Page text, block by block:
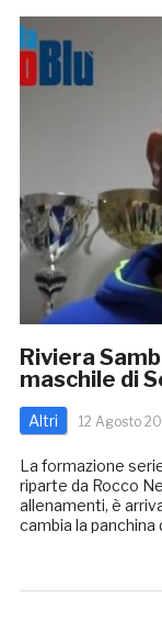
Riviera
maschile di
Altri 12 Agosto
La formazione
riparte da Rocco
allenamenti, è
cambia la